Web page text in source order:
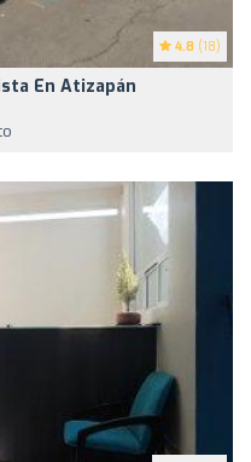
4.8 (18)
En Atizapán